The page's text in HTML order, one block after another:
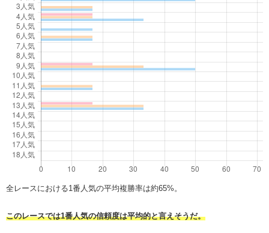
全レースにおける1番人気の平均複勝率は約65%。
このレースでは1番人気の信頼度は平均的と言えそうだ。